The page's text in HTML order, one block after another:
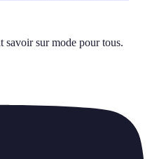
savoir sur mode pour tous.